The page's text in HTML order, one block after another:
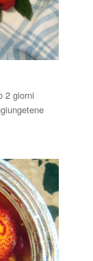
2 giorni